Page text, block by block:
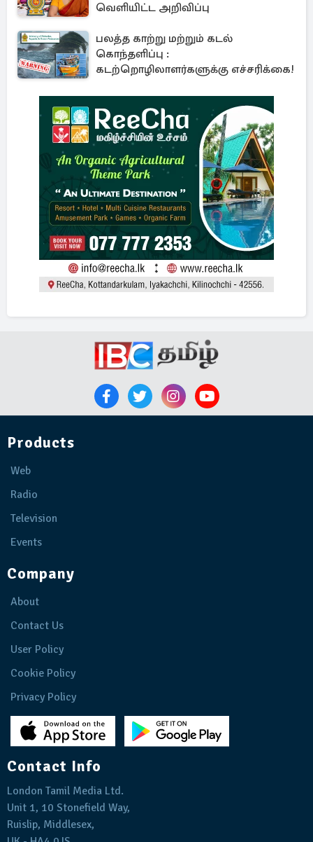
வெளியிட்ட அறிவிப்பு
பலத்த காற்று மற்றும் கடல்
கொந்தளிப்பு :
கடற்றொழிலாளர்களுக்கு எச்சரிக்கை!
Products
Web
Radio
Television
Events
Company
About
Contact Us
User Policy
Cookie Policy
Privacy Policy
Contact Info
London Tamil Media Ltd.
Unit 1, 10 Stonefield Way,
Ruislip, Middlesex,